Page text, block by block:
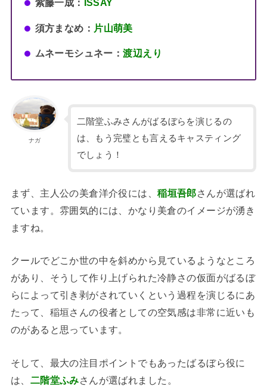
紫藤一成： ISSAY
須方まなめ： 片山萌美
ムネーモシュネー：渡辺えり
ナガ
二階堂ふみさんがばるぼらを演じるの
は、もう完璧とも言えるキャスティング
でしょう！
まず、主人公の美倉洋介役には、稲垣吾郎さんが選ばれ
ています。雰囲気的には、かなり美倉のイメージが湧き
ますね。
クールでどこか世の中を斜めから見ているようなところ
があり、そうして作り上げられた冷静さの仮面がばるぼ
らによって引き剥がされていくという過程を演じるにあ
たって、稲垣さんの役者としての空気感は非常に近いも
のがあると思っています。
そして、最大の注目ポイントでもあったばるぼら役に
は、
二階堂ふみさんが選ばれました。